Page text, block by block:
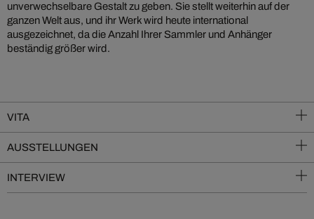
unverwechselbare Gestalt zu geben. Sie stellt weiterhin auf der
ganzen Welt aus, und ihr Werk wird heute international
ausgezeichnet, da die Anzahl Ihrer Sammler und Anhänger
beständig größer wird.
VITA
AUSSTELLUNGEN
INTERVIEW